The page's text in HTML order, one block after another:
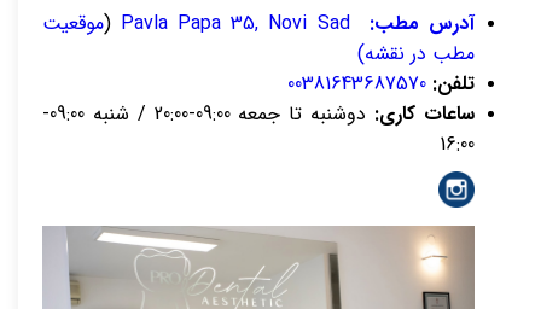
آدرس مطب:
Pavla Papa 35, Novi Sad
(موقعیت
مطب در نقشه)
تلفن: 00381643687570
ساعات کاری:
دوشنبه تا جمعه 09:00-20:00 / شنبه 09:00-
16:00